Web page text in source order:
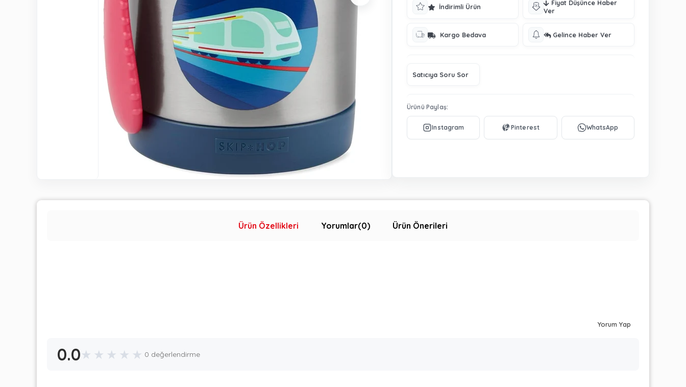
İndirimli Ürün
Fiyat Düşünce Haber
Ver
Kargo Bedava Gelince Haber Ver
Satıcıya Soru Sor
Ürünü Paylaş:
Ürün Özellikleri Yorumlar(0) Ürün Önerileri
Yorum Yap
0.0★ ★ ★ ★ ★ 0 değerlendirme